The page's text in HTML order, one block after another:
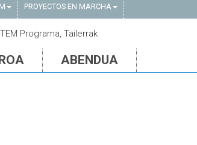
PROYECTOS EN MARCHA
Programa, Tailerrak
ABENDUA